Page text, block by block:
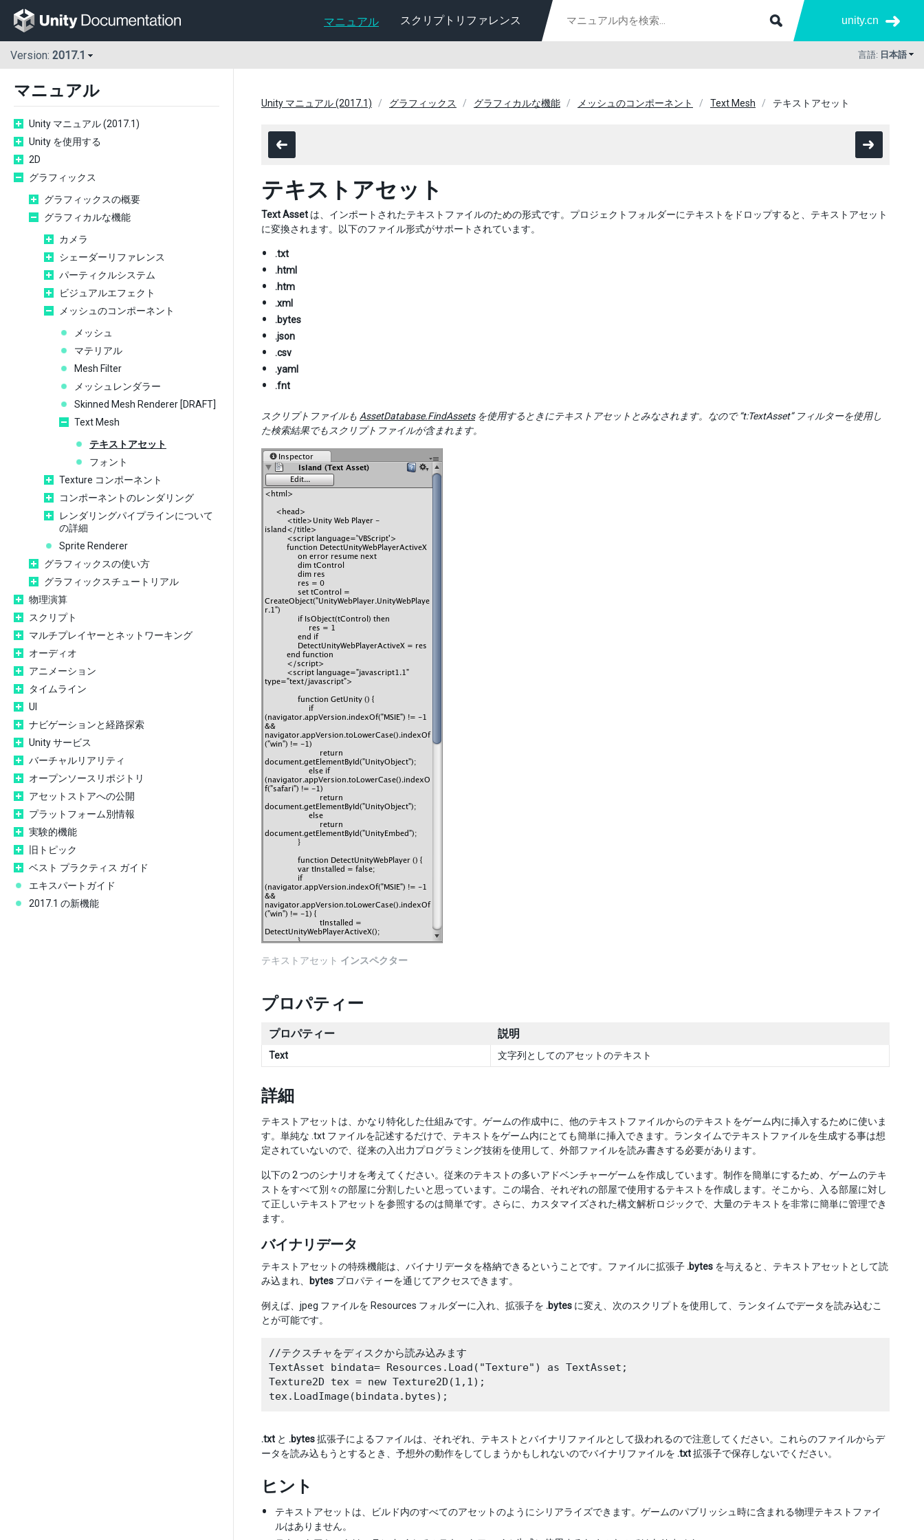
マニュアル スクリプトリファレンス unity.cn
Version: 2017.1 言語: 日本語
マニュアル
Unity マニュアル (2017.1)
Unity を使用する
2D
グラフィックス
グラフィックスの概要
グラフィカルな機能
カメラ
シェーダーリファレンス
パーティクルシステム
ビジュアルエフェクト
メッシュのコンポーネント
メッシュ
マテリアル
Mesh Filter
メッシュレンダラー
Skinned Mesh Renderer [DRAFT]
Text Mesh
テキストアセット
フォント
Texture コンポーネント
コンポーネントのレンダリング
レンダリングパイプラインについて
の詳細
Sprite Renderer
グラフィックスの使い方
グラフィックスチュートリアル
物理演算
スクリプト
マルチプレイヤーとネットワーキング
オーディオ
アニメーション
タイムライン
UI
ナビゲーションと経路探索
Unity サービス
バーチャルリアリティ
オープンソースリポジトリ
アセットストアへの公開
プラットフォーム別情報
実験的機能
旧トピック
ベスト プラクティス ガイド
エキスパートガイド
2017.1 の新機能
Unity マニュアル (2017.1) グラフィックス グラフィカルな機能 メッシュのコンポーネント Text Mesh テキストアセット
テキストアセット
Text Asset は、インポートされたテキストファイルのための形式です。プロジェクトフォルダーにテキストをドロップすると、テキストアセット
に変換されます。以下のファイル形式がサポートされています。
.txt
.html
.htm
.xml
.bytes
.json
.csv
.yaml
.fnt
スクリプトファイルも AssetDatabase.FindAssetsを使用するときにテキストアセットとみなされます。なので “t:TextAsset” フィルターを使用し
た検索結果でもスクリプトファイルが含まれます。
テキストアセット インスペクター
プロパティー
プロパティー 説明
Text 文字列としてのアセットのテキスト
詳細
テキストアセットは、かなり特化した仕組みです。ゲームの作成中に、他のテキストファイルからのテキストをゲーム内に挿入するために使いま
す。単純な .txt ファイルを記述するだけで、テキストをゲーム内にとても簡単に挿入できます。ランタイムでテキストファイルを生成する事は想
定されていないので、従来の入出力プログラミング技術を使用して、外部ファイルを読み書きする必要があります。
以下の 2 つのシナリオを考えてください。従来のテキストの多いアドベンチャーゲームを作成しています。制作を簡単にするため、ゲームのテキ
ストをすべて別々の部屋に分割したいと思っています。この場合、それぞれの部屋で使用するテキストを作成します。そこから、入る部屋に対し
て正しいテキストアセットを参照するのは簡単です。さらに、カスタマイズされた構文解析ロジックで、大量のテキストを非常に簡単に管理でき
ます。
バイナリデータ
テキストアセットの特殊機能は、バイナリデータを格納できるということです。ファイルに拡張子 .bytes を与えると、テキストアセットとして読
み込まれ、
bytes プロパティーを通じてアクセスできます。
例えば、jpeg ファイルを Resources フォルダーに入れ、拡張子を .bytes に変え、次のスクリプトを使用して、ランタイムでデータを読み込むこ
とが可能です。
//テクスチャをディスクから読み込みます
TextAsset bindata= Resources.Load("Texture") as TextAsset;
Texture2D tex = new Texture2D(1,1);
.txt と .bytes拡張子によるファイルは、それぞれ、テキストとバイナリファイルとして扱われるので注意してください。これらのファイルからデ
ータを読み込もうとするとき、予想外の動作をしてしまうかもしれないのでバイナリファイルを .txt拡張子で保存しないでください。
ヒント
テキストアセットは、ビルド内のすべてのアセットのようにシリアライズできます。ゲームのパブリッシュ時に含まれる物理テキストファイ
ルはありません。